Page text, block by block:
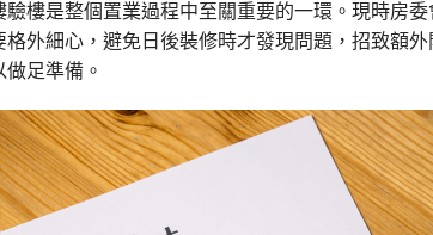
驗樓是整個置業過程中至關重要的一環。現時房
格外細心，避免日後裝修時才發現問題，招致額外
足準備。